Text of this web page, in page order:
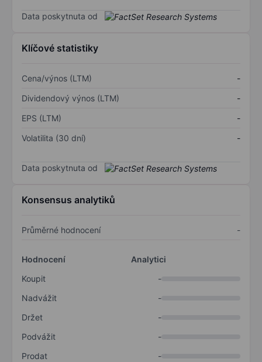
Data poskytnuta od
Klíčové statistiky
Cena/výnos (LTM)
-
Dividendový výnos (LTM)
-
EPS (LTM)
-
Volatilita (30 dní)
-
Data poskytnuta od
Konsensus analytiků
Průměrné hodnocení -
Hodnocení
Analytici
Koupit
-
Nadvážit
-
Držet
-
Podvážit
-
Prodat
-